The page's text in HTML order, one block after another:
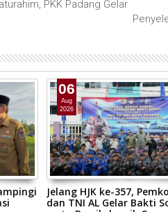
PKK Padang Gelar
06
Aug
2026
Jelang HJK ke-357,
dan TNI AL Gelar Bakti